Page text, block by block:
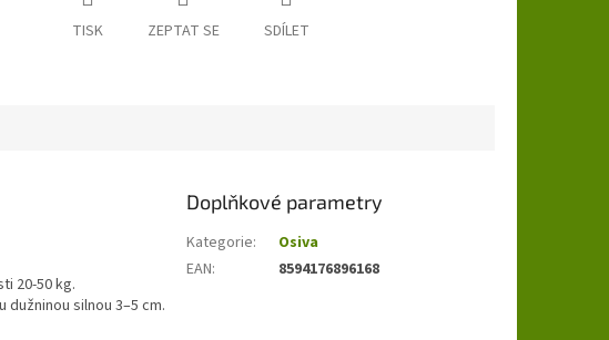
TISK ZEPTAT SE SDÍLET
20-50 kg.
silnou 3–5 cm.
Doplňkové parametry
Kategorie:
Osiva
EAN: 8594176896168